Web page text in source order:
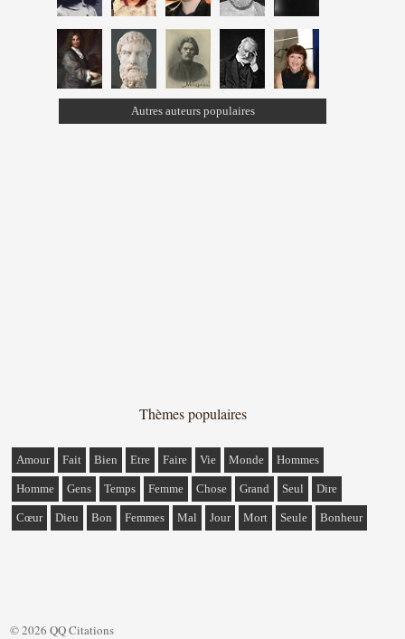
Autres auteurs populaires
Thèmes populaires
Amour Fait Bien Etre Faire Vie Monde Hommes
Homme Gens Temps Femme Chose Grand Seul Dire
Cœur Dieu Bon Femmes Mal Jour Mort Seule Bonheur
© 2026 QQ Citations